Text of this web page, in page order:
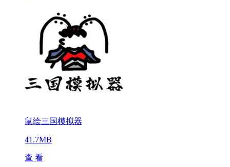
鼠绘三国模拟器
41.7MB
查 看